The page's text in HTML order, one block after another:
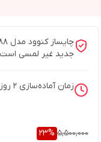
جدید غیر لمسی
زمان آماده‌سازی 2
5,500,000
23%